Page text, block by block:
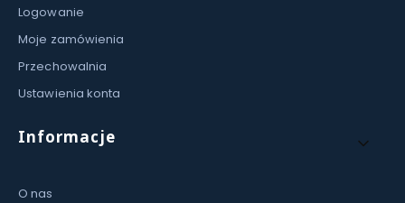
Logowanie
Moje zamówienia
Przechowalnia
Ustawienia konta
Informacje
O nas